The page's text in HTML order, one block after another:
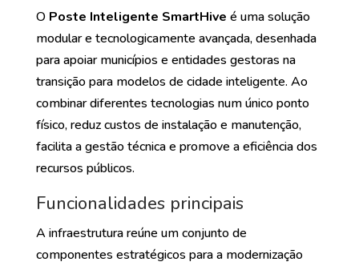
O Poste Inteligente SmartHive é uma solução
modular e tecnologicamente avançada, desenhada
para apoiar municípios e entidades gestoras na
transição para modelos de cidade inteligente. Ao
combinar diferentes tecnologias num único ponto
físico, reduz custos de instalação e manutenção,
facilita a gestão técnica e promove a eficiência dos
recursos públicos.
Funcionalidades principais
A infraestrutura reúne um conjunto de
componentes estratégicos para a modernização